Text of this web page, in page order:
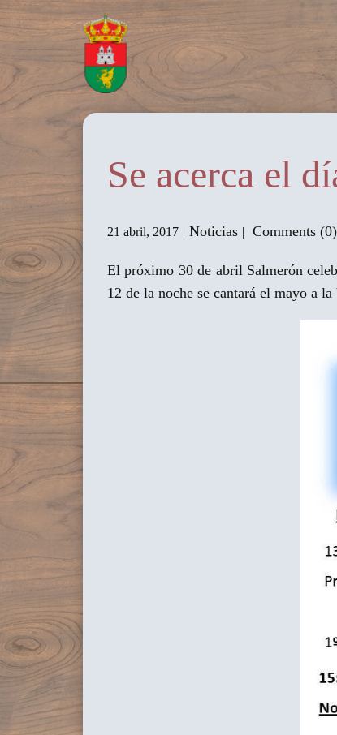
Se acerca el
21 abril, 2017 Noticias Comments (0)
El próximo 30 de abril Salmerón
12 de la noche se cantará el mayo a